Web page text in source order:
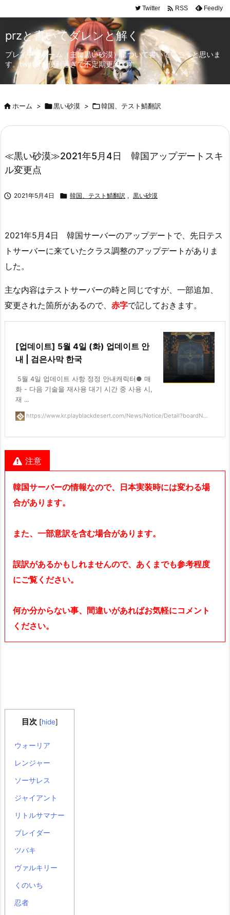
Twitter  RSS Feedly
przと書いてダレンと解く
プレイ中のゲーム（主に黒い砂漠）について書いていこうと思いま
す。twitterが便利過ぎて不定期更新です。
ホーム > 黒い砂漠 > 韓国、テスト鯖翻訳
≪黒い砂漠≫2021年5月4日 韓国アップデートスキ
ル変更点
 2021年5月4日  韓国、テスト鯖翻訳 , 黒い砂漠
2021年5月4日 韓国サーバーのアップデートで、先日テス
トサーバーに来ていたクラス調整のアップデートがありま
した。
主な内容はテストサーバーの時と同じですが、一部追加、
変更された箇所があるので、 赤字で記しておきます。
[업데이트] 5월 4일 (화) 업데이트 안
내 | 검은사막 한국
5월 4일 업데이트 사항 정정 안내캐릭터● 매
화 - 다음 기술을 재사용 대기 시간 중 사용 시,
재 ...
https://www.kr.playblackdesert.com/News/Notice/Detail?boardN...
注意
韓国サーバーの情報なので、日本実装時には変わる場
合があります。
また、一部意訳を含む場合があります。
誤訳があるかもしれませんので、あくまでも参考程度
にご覧ください。
何か分からない事、間違いがあればお気軽にコメント
ください。
目次 [hide]
ウォーリア
レンジャー
ソーサレス
ジャイアント
リトルサマナー
ブレイダー
ツバキ
ヴァルキリー
くのいち
忍者